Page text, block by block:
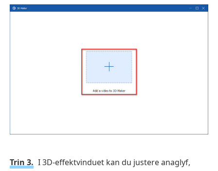
Trin 3. I 3D-effektvinduet kan du justere anaglyf,